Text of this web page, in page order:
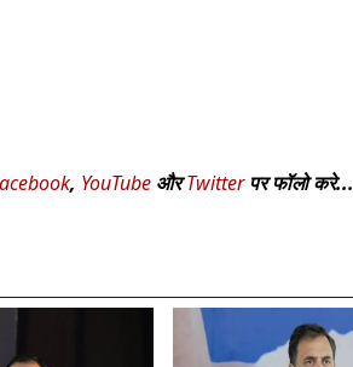
, YouTube औरTwitterपर फॉलो करे...